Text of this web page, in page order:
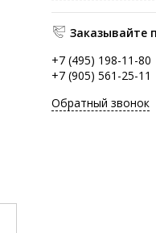
Заказывайте
+7 (495) 198-11-80
+7 (905) 561-25-11
Обратный звонок